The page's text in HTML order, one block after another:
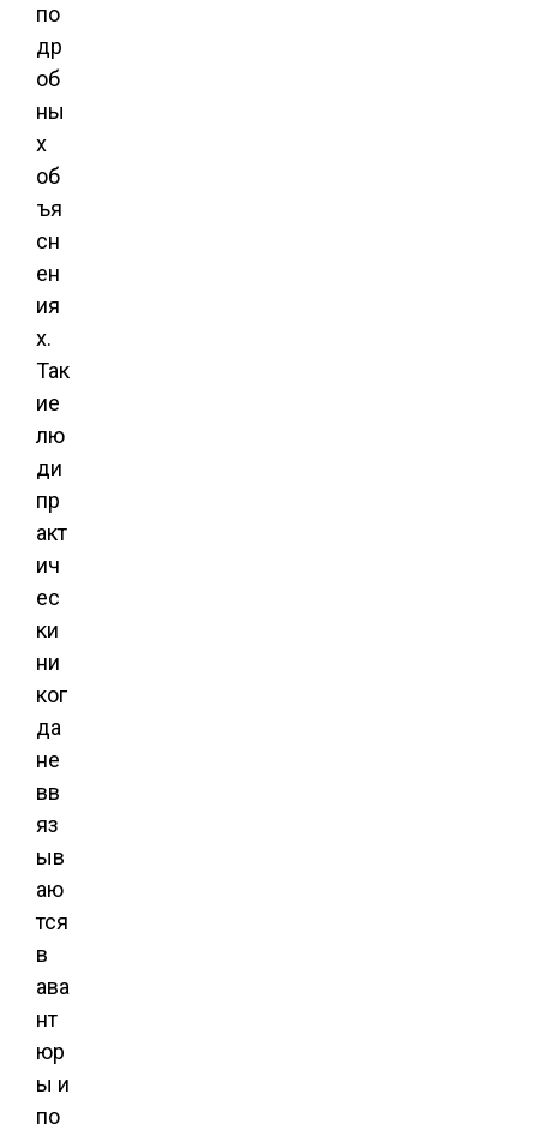
по
др
об
ны
х
об
ъя
сн
ен
ия
х.
Так
ие
лю
ди
пр
акт
ич
ес
ки
ни
ког
да
не
вв
яз
ыв
аю
тся
в
ава
нт
юр
ы и
по